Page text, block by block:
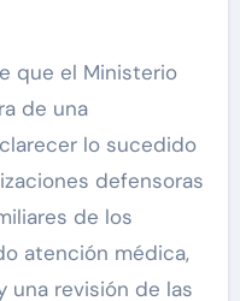
que el Ministerio
de una
lo sucedido
defensoras
de los
atención médica,
una revisión de las